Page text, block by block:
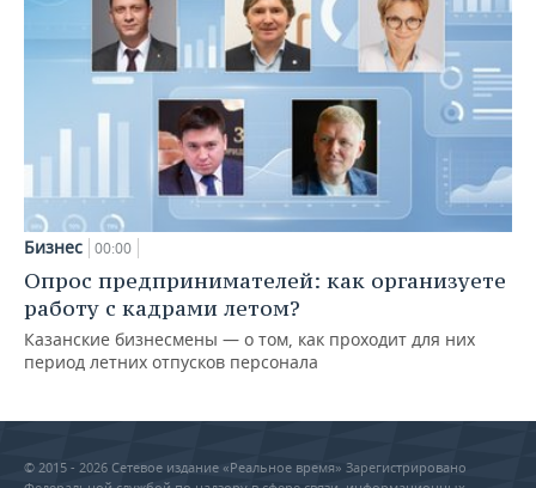
Бизнес 00:00
Опрос предпринимателей: как организуете
работу с кадрами летом?
Казанские бизнесмены — о том, как проходит для них
период летних отпусков персонала
© 2015 - 2026 Сетевое издание «Реальное время» Зарегистрировано